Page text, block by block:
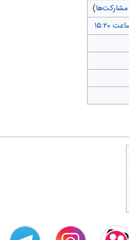
مشارکت‌ها)